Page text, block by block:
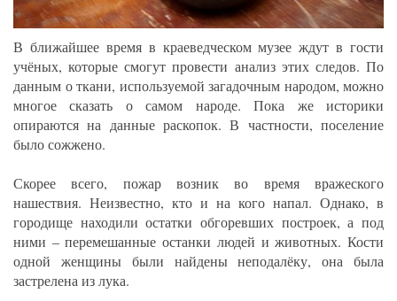
В ближайшее время в краеведческом музее ждут в гости
учёных, которые смогут провести анализ этих следов. По
данным о ткани, используемой загадочным народом, можно
многое сказать о самом народе. Пока же историки
опираются на данные раскопок. В частности, поселение
было сожжено.
Скорее всего, пожар возник во время вражеского
нашествия. Неизвестно, кто и на кого напал. Однако, в
городище находили остатки обгоревших построек, а под
ними – перемешанные останки людей и животных. Кости
одной женщины были найдены неподалёку, она была
застрелена из лука.